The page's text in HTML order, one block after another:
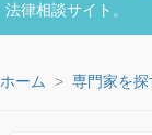
法律相談サイト。
ホーム 専門家を探